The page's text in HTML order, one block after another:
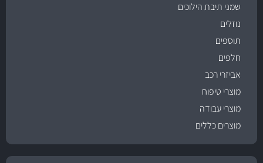
שמני תיבת הילוכים
נוזלים
תוספים
חלפים
אביזרי רכב
מוצרי טיפוח
מוצרי עבודה
מוצרים כללים